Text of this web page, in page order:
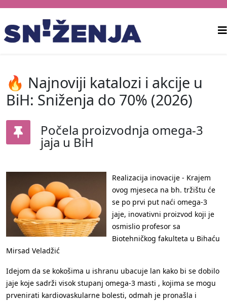
🔥 Najnoviji katalozi i akcije u
BiH: Sniženja do 70% (2026)
Počela proizvodnja omega-3
jaja u BiH
Realizacija inovacije - Krajem
ovog mjeseca na bh. tržištu će
se po prvi put naći omega-3
jaje, inovativni proizvod koji je
osmislio profesor sa
Biotehničkog fakulteta u Bihaću
Mirsad Veladžić
Idejom da se kokošima u ishranu ubacuje lan kako bi se dobilo
jaje koje sadrži visok stupanj omega-3 masti , kojima se mogu
prvenirati kardiovaskularne bolesti, odmah je pronašla i